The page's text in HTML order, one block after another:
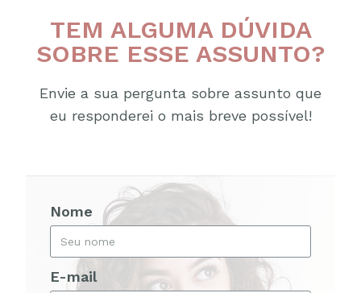
TEM ALGUMA DÚVIDA
SOBRE ESSE ASSUNTO?
Envie a sua pergunta sobre assunto que
eu responderei o mais breve possível!
Nome
E-mail